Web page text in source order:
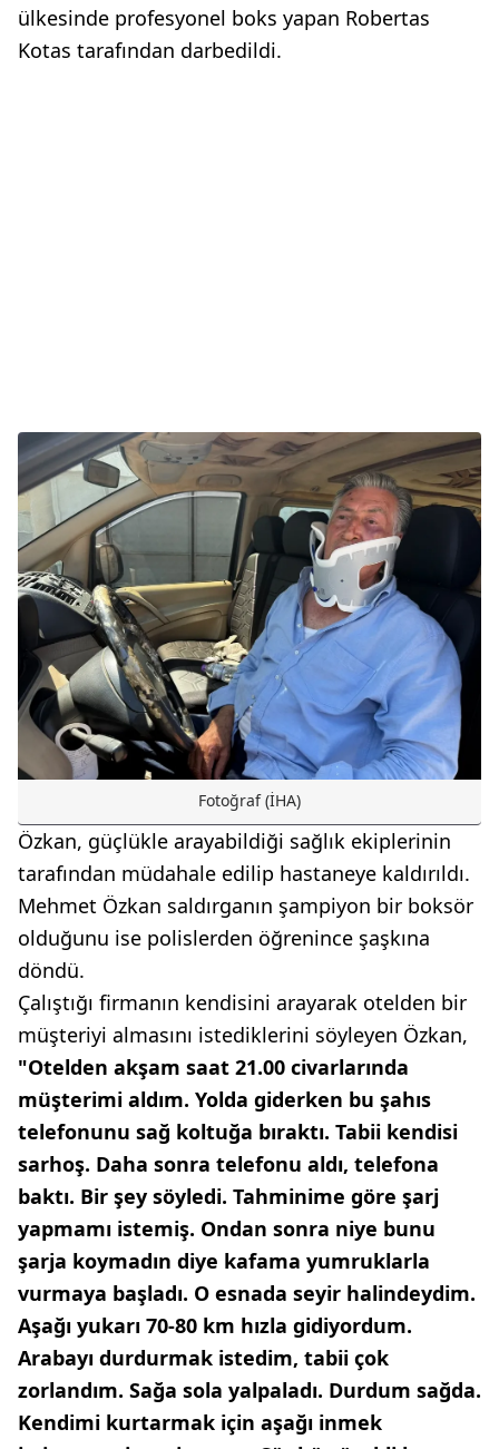
ülkesinde profesyonel boks yapan Robertas
Kotas tarafından darbedildi.
Fotoğraf (İHA)
Özkan, güçlükle arayabildiği sağlık ekiplerinin
tarafından müdahale edilip hastaneye kaldırıldı.
Mehmet Özkan saldırganın şampiyon bir boksör
olduğunu ise polislerden öğrenince şaşkına
döndü.
Çalıştığı firmanın kendisini arayarak otelden bir
müşteriyi almasını istediklerini söyleyen Özkan,
"Otelden akşam saat 21.00 civarlarında
müşterimi aldım. Yolda giderken bu şahıs
telefonunu sağ koltuğa bıraktı. Tabii kendisi
sarhoş. Daha sonra telefonu aldı, telefona
baktı. Bir şey söyledi. Tahminime göre şarj
yapmamı istemiş. Ondan sonra niye bunu
şarja koymadın diye kafama yumruklarla
vurmaya başladı. O esnada seyir halindeydim.
Aşağı yukarı 70-80 km hızla gidiyordum.
Arabayı durdurmak istedim, tabii çok
zorlandım. Sağa sola yalpaladı. Durdum sağda.
Kendimi kurtarmak için aşağı inmek